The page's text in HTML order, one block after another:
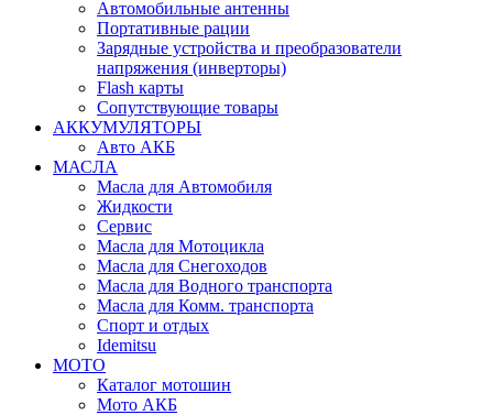
Автомобильные антенны
Портативные рации
Зарядные устройства и преобразователи
напряжения (инверторы)
Flash карты
Сопутствующие товары
АККУМУЛЯТОРЫ
Авто АКБ
МАСЛА
Масла для Автомобиля
Жидкости
Сервис
Масла для Мотоцикла
Масла для Снегоходов
Масла для Водного транспорта
Масла для Комм. транспорта
Спорт и отдых
Idemitsu
МОТО
Каталог мотошин
Мото АКБ